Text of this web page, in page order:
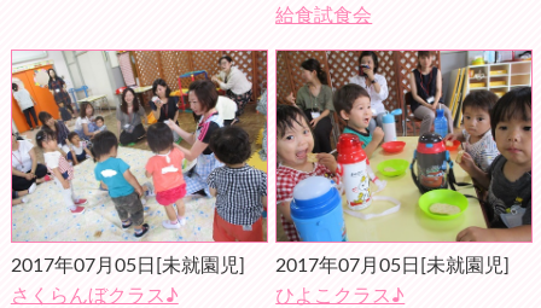
給食試食会
2017年07月05日 [未就園児]
さくらんぼクラス♪
2017年07月05日 [未就園児]
ひよこクラス♪